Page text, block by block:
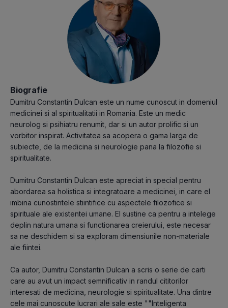
Biografie
Dumitru Constantin Dulcan este un nume cunoscut in domeniul
medicinei si al spiritualitatii in Romania. Este un medic
neurolog si psihiatru renumit, dar si un autor prolific si un
vorbitor inspirat. Activitatea sa acopera o gama larga de
subiecte, de la medicina si neurologie pana la filozofie si
spiritualitate.
Dumitru Constantin Dulcan este apreciat in special pentru
abordarea sa holistica si integratoare a medicinei, in care el
imbina cunostintele stiintifice cu aspectele filozofice si
spirituale ale existentei umane. El sustine ca pentru a intelege
deplin natura umana si functionarea creierului, este necesar
sa ne deschidem si sa exploram dimensiunile non-materiale
ale fiintei.
Ca autor, Dumitru Constantin Dulcan a scris o serie de carti
care au avut un impact semnificativ in randul cititorilor
interesati de medicina, neurologie si spiritualitate. Una dintre
cele mai cunoscute lucrari ale sale este ""Inteligenta